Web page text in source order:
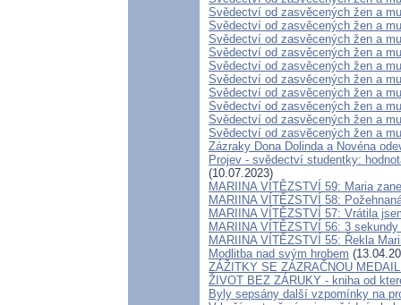
Svědectví od zasvěcených žen a
Svědectví od zasvěcených žen a
Svědectví od zasvěcených žen a
Svědectví od zasvěcených žen a
Svědectví od zasvěcených žen a
Svědectví od zasvěcených žen a
Svědectví od zasvěcených žen a
Svědectví od zasvěcených žen a
Svědectví od zasvěcených žen a
Svědectví od zasvěcených žen a
Zázraky Dona Dolinda a Novéna
Projev - svědectví studentky:
(10.07.2023)
MARIINA VÍTĚZSTVÍ 59: Maria
MARIINA VÍTĚZSTVÍ 58:
MARIINA VÍTĚZSTVÍ 57: Vrátila
MARIINA VÍTĚZSTVÍ 56: 3
MARIINA VÍTĚZSTVÍ 55: Řekla
Modlitba nad svým hrobem
ZÁŽITKY SE ZÁZRAČNOU
ŽIVOT BEZ ZÁRUKY - kniha od
Byly sepsány další vzpomínky na